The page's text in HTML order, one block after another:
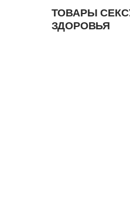
ТОВАРЫ
ЗДОРОВЬЯ